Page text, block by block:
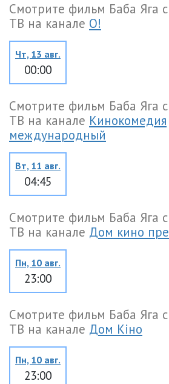
Смотрите фильм Баба Яга
ТВ на канале О!
Чт, 13 авг.
00:00
Смотрите фильм Баба Яга
ТВ на канале Кинокомедия
международный
Вт, 11 авг.
04:45
Смотрите фильм Баба Яга
ТВ на канале Дом кино
Пн, 10 авг.
23:00
Смотрите фильм Баба Яга
ТВ на канале Дом Кіно
Пн, 10 авг.
23:00